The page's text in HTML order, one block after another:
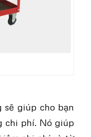
sẽ giúp cho bạn
chi phí. Nó giúp